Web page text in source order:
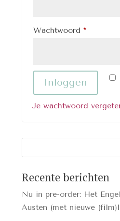
Wachtwoord *Vereist
Inloggen
Je wachtwoord
Recente berichten
Nu in pre-order: Het
Austen (met nieuwe